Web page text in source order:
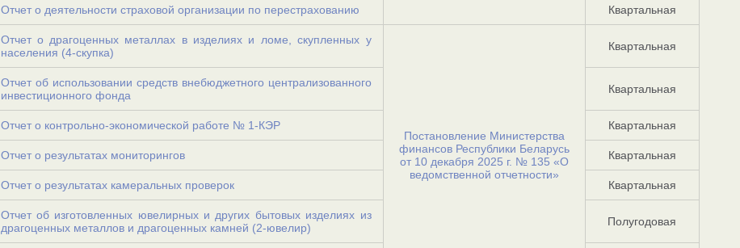
Отчет о деятельности страховой организации по перестрахованию Квартальная
Отчет о драгоценных металлах в изделиях и ломе, скупленных у
населения (4-скупка)
Постановление Министерства
финансов Республики Беларусь
от 10 декабря 2025 г. № 135 «О
ведомственной отчетности»
Квартальная
Отчет об использовании средств внебюджетного централизованного
инвестиционного фонда
Квартальная
Отчет о контрольно-экономической работе № 1-КЭР Квартальная
Отчет о результатах мониторингов Квартальная
Отчет о результатах камеральных проверок Квартальная
Отчет об изготовленных ювелирных и других бытовых изделиях из
драгоценных металлов и драгоценных камней (2-ювелир)
Полугодовая